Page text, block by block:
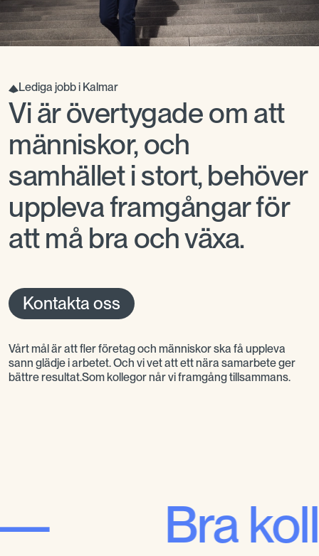
Lediga jobb i Kalmar
Vi är övertygade om att
människor, och
samhället i stort, behöver
uppleva framgångar för
att må bra och växa.
Kontakta oss
Vårt mål är att fler företag och människor ska få uppleva
sann glädje i arbetet. Och vi vet att ett nära samarbete ger
bättre resultat.Som kollegor når vi framgång tillsammans.
Bra kollegor